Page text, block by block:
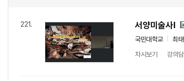
221. 서양미술사Ⅰ
국민대학교 최
차시보기
강의담